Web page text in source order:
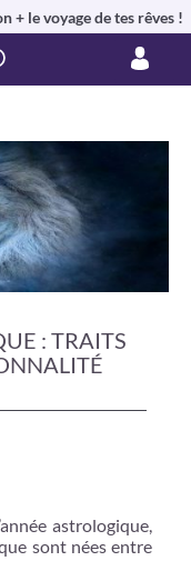
+ le voyage de tes rêves !
: TRAITS
astrologique,
sont nées entre